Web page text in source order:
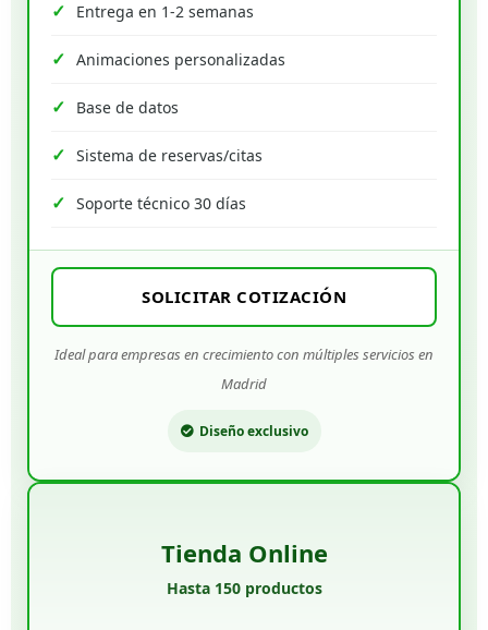
Entrega en 1-2 semanas
Animaciones personalizadas
Base de datos
Sistema de reservas/citas
Soporte técnico 30 días
SOLICITAR COTIZACIÓN
Ideal para empresas en crecimiento con múltiples servicios en
Madrid
Diseño exclusivo
Tienda Online
Hasta 150 productos